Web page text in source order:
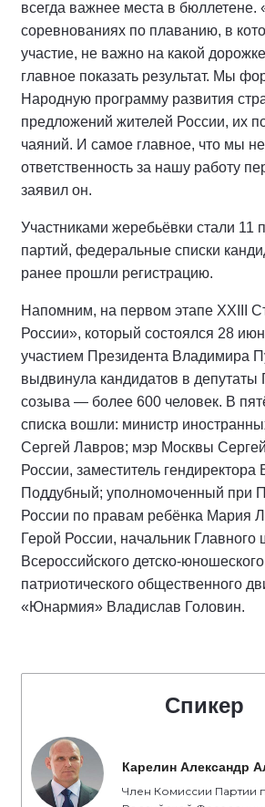
всегда важнее места в бюллетене.
соревнованиях по плаванию, в
участие, не важно на какой
главное показать результат. Мы
Народную программу развития
предложений жителей России, их
чаяний. И самое главное, что мы
ответственность за нашу работу
заявил он.
Участниками жеребьёвки стали 11
партий, федеральные списки
ранее прошли регистрацию.
Напомним, на первом этапе XXIII
России», который состоялся 28
участием Президента Владимира
выдвинула кандидатов в депутаты
созыва — более 600 человек. В
списка вошли: министр
Сергей Лавров; мэр Москвы
России, заместитель
Поддубный; уполномоченный при
России по правам ребёнка Мария
Герой России, начальник Главного
Всероссийского детско-
патриотического общественного
«Юнармия» Владислав Головин.
Спикер
Карелин Александр
Член Комиссии Партии